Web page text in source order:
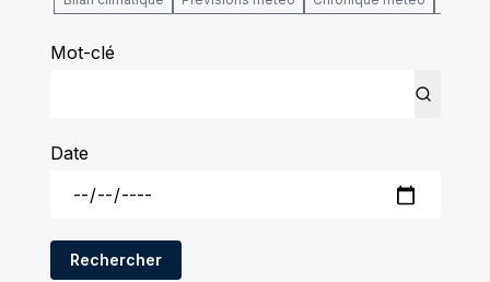
Mot-clé
Date
Rechercher